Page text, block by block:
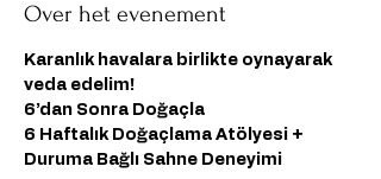
Over het evenement
Karanlık havalara birlikte oynayarak
veda edelim!
6’dan Sonra Doğaçla
6 Haftalık Doğaçlama Atölyesi +
Duruma Bağlı Sahne Deneyimi